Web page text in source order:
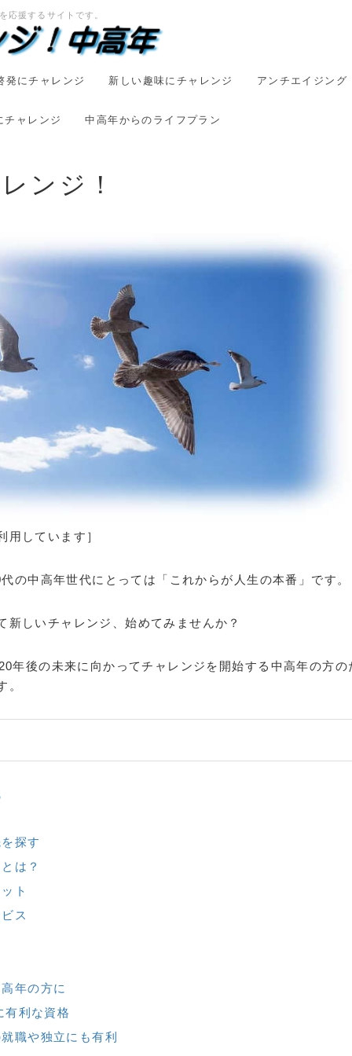
応援するサイトです。
発にチャレンジ 新しい趣味にチャレンジ アンチエイジング
チャレンジ 中高年からのライフプラン
ンジ！
用しています］
の中高年世代にとっては「これからが人生の本番」です。
しいチャレンジ、始めてみませんか？
年後の未来に向かってチャレンジを開始する中高年の方の
。
探す
は？
ト
ス
年の方に
有利な資格
職や独立にも有利